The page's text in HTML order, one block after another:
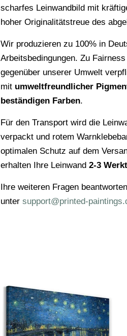
scharfes Leinwandbild mit
hoher Originalitätstreue des
Wir produzieren zu 100% in
Arbeitsbedingungen. Zu
gegenüber unserer Umwelt
mit umweltfreundlicher
beständigen Farben.
Für den Transport wird die
verpackt und rotem
optimalen Schutz auf dem
erhalten Ihre Leinwand 2-3
Ihre weiteren Fragen
unter support@printed-